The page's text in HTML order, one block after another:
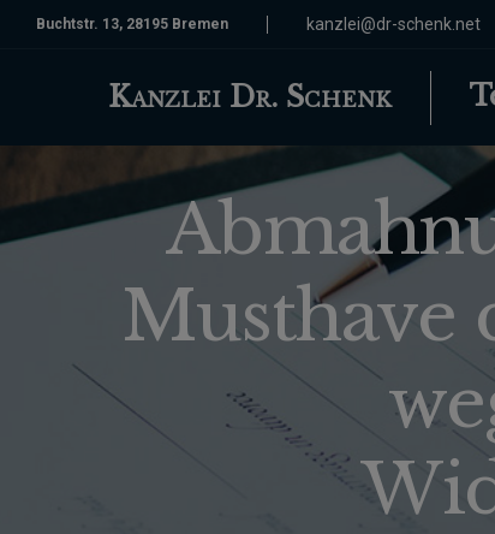
Buchtstr. 13, 28195 Bremen kanzlei@dr-schenk.net
Kanzlei Dr. Schenk
Musthave